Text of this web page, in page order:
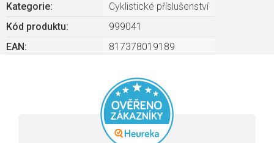
Kategorie:
Cyklistické příslušenství
Kód produktu:
999041
EAN : 817378019189